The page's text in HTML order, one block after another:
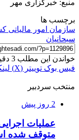
منبع: خبرگزاری مهر
برچسب ها
سازمان امور مالیاتی
سبحانیان
خواندن این مطلب 3 دقیقه زمان میبرد
فیس بوک توییتر (X)
منتخب سردبیر
2 روز پیش
عملیات
متوقف شده